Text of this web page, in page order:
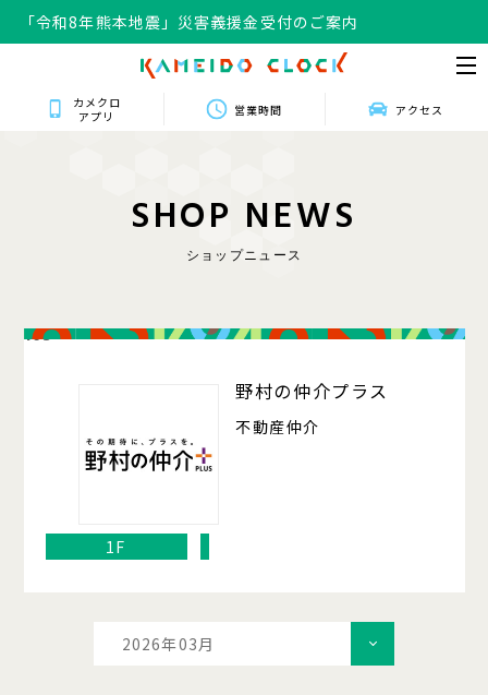
「令和8年熊本地震」災害義援金受付のご案内
カメクロ
アプリ
営業時間 アクセス
SHOP NEWS
ショップニュース
103
野村の仲介プラス
不動産仲介
1F
2026年03月